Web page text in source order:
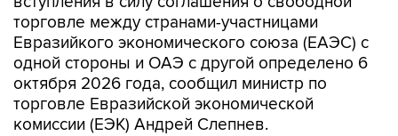
торговле между странами-участницами
Евразийкого экономического союза (ЕАЭС) с
одной стороны и ОАЭ с другой определено 6
октября 2026 года, сообщил министр по
торговле Евразийской экономической
комиссии (ЕЭК) Андрей Слепнев.